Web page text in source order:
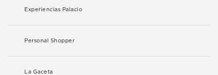
Experiencias Palacio
Personal Shopper
La Gaceta